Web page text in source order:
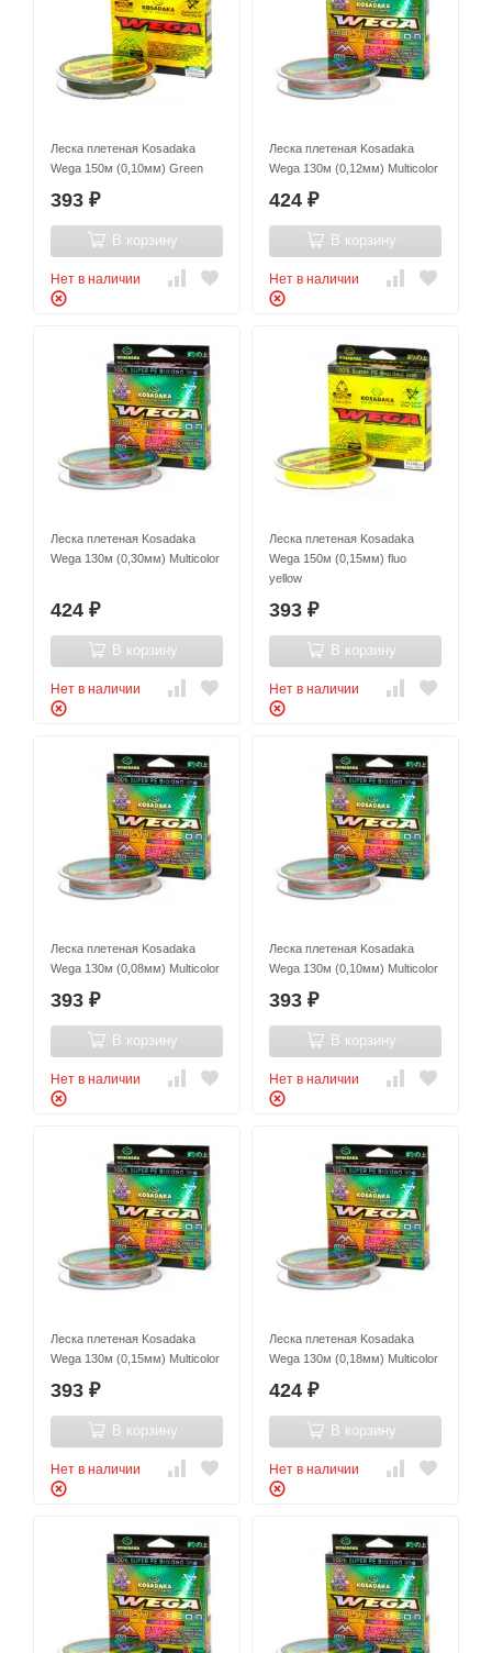
Леска плетеная Kosadaka
Wega 150м (0,10мм) Green
393 ₽
В корзину
Нет в наличии
Леска плетеная Kosadaka
Wega 130м (0,12мм) Multicolor
424 ₽
В корзину
Нет в наличии
Леска плетеная Kosadaka
Wega 130м (0,30мм) Multicolor
424 ₽
В корзину
Нет в наличии
Леска плетеная Kosadaka
Wega 150м (0,15мм) fluo
yellow
393 ₽
В корзину
Нет в наличии
Леска плетеная Kosadaka
Wega 130м (0,08мм) Multicolor
393 ₽
В корзину
Нет в наличии
Леска плетеная Kosadaka
Wega 130м (0,10мм) Multicolor
393 ₽
В корзину
Нет в наличии
Леска плетеная Kosadaka
Wega 130м (0,15мм) Multicolor
393 ₽
В корзину
Нет в наличии
Леска плетеная Kosadaka
Wega 130м (0,18мм) Multicolor
424 ₽
В корзину
Нет в наличии